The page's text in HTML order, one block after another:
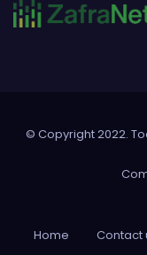
© Copyright 2022.
Home Contact